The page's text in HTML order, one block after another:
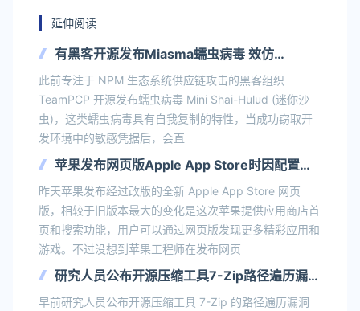
延伸阅读
有黑客开源发布Miasma蠕虫病毒 效仿
TeamPCP开源沙虫
此前专注于 NPM 生态系统供应链攻击的黑客组织
TeamPCP 开源发布蠕虫病毒 Mini Shai-Hulud (迷你沙
虫)，这类蠕虫病毒具有自我复制的特性，当成功窃取开
发环境中的敏感凭据后，会直
苹果发布网页版Apple App Store时因配置错
误泄露全部前端源代码 目前已被转存
昨天苹果发布经过改版的全新 Apple App Store 网页
版，相较于旧版本最大的变化是这次苹果提供应用商店首
页和搜索功能，用户可以通过网页版发现更多精彩应用和
游戏。不过没想到苹果工程师在发布网页
研究人员公布开源压缩工具7-Zip路径遍历漏洞
的PoC 相关攻击可能很快就会增多
早前研究人员公布开源压缩工具 7-Zip 的路径遍历漏洞